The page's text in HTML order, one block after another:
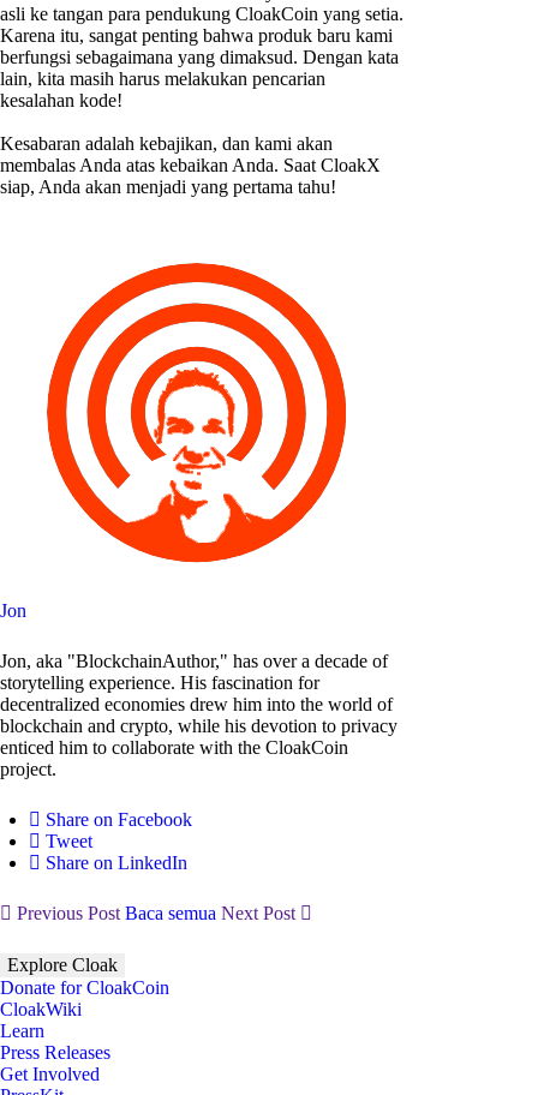
asli ke tangan para pendukung CloakCoin yang setia.
Karena itu, sangat penting bahwa produk baru kami
berfungsi sebagaimana yang dimaksud. Dengan kata
lain, kita masih harus melakukan pencarian
kesalahan kode!
Kesabaran adalah kebajikan, dan kami akan
membalas Anda atas kebaikan Anda. Saat CloakX
siap, Anda akan menjadi yang pertama tahu!
Jon
Jon, aka "BlockchainAuthor," has over a decade of
storytelling experience. His fascination for
decentralized economies drew him into the world of
blockchain and crypto, while his devotion to privacy
enticed him to collaborate with the CloakCoin
project.
Share on Facebook
Tweet
Share on LinkedIn
Previous Post Baca semua Next Post
Explore Cloak
Donate for CloakCoin
CloakWiki
Learn
Press Releases
Get Involved